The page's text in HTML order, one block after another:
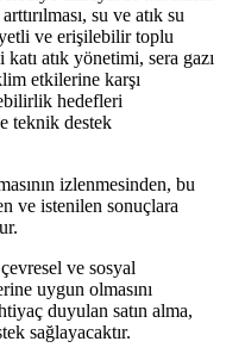
su ve atık su
ve erişilebilir toplu
atık yönetimi, sera gazı
etkilerine karşı
hedefleri
teknik destek
izlenmesinden, bu
ve istenilen sonuçlara
ve sosyal
uygun olmasını
duyulan satın alma,
sağlayacaktır.